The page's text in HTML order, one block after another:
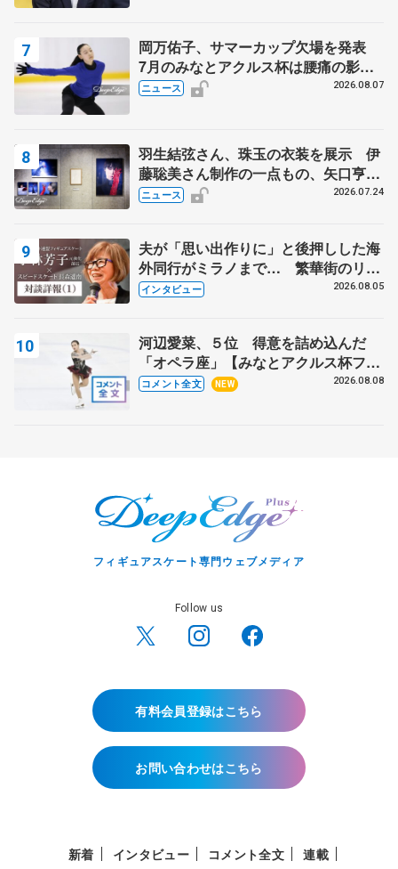
岡万佑子、サマーカップ欠場を発表
7月のみなとアクルス杯は腰痛の影響
で
ニュース 2026.08.07
羽生結弦さん、珠玉の衣装を展示 伊
藤聡美さん制作の一点もの、矢口亨さ
んが撮影
ニュース 2026.07.24
夫が「思い出作りに」と後押しした海
外同行がミラノまで… 繁華街のリン
クでは不良のお兄さんも味方に 小林
インタビュー 2026.08.05
河辺愛菜、５位 得意を詰め込んだ
「オペラ座」【みなとアクルス杯フリ
ー】
コメント全文 NEW 2026.08.08
フィギュアスケート専門ウェブメディア
Follow us
有料会員登録はこちら
お問い合わせはこちら
新着 インタビュー コメント全文 連載